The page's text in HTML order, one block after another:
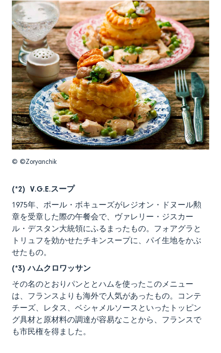
© ©Zoryanchik
(*2) V.G.E.スープ
1975年、ポール・ボキューズがレジオン・ドヌール勲
章を受章した際の午餐会で、ヴァレリー・ジスカー
ル・デスタン大統領にふるまったもの。フォアグラと
トリュフを効かせたチキンスープに、パイ生地をかぶ
せたもの。
(*3) ハムクロワッサン
その名のとおりパンととハムを使ったこのメニュー
は、フランスよりも海外で人気があったもの。コンテ
チーズ、レタス、ベシャメルソースといったトッピン
グ具材と原材料の調達が容易なことから、フランスで
も市民権を得ました。